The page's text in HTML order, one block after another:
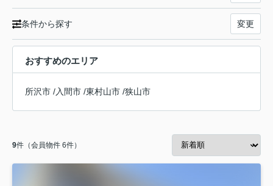
条件から探す 変更
おすすめのエリア
所沢市 /入間市 /東村山市 /狭山市
9件（会員物件 6件）